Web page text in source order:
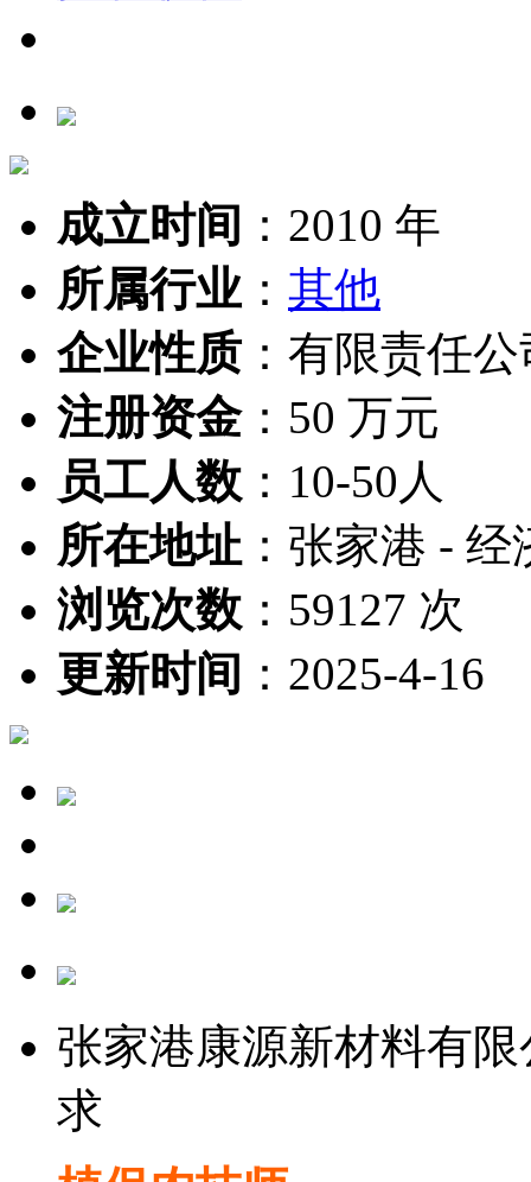
成立时间 ： 2010 年
所属行业： 其他
企业性质： 有限责任公
注册资金： 50 万元
员工人数 ： 10-50人
所在地址 ： 张家港 - 经
浏览次数 ： 59127 次
更新时间 ： 2025-4-16
张家港康源新材料有
求